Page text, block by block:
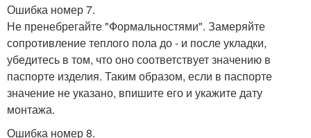
Ошибка номер 7.
Не пренебрегайте "Формальностями". Замеряйте
сопротивление теплого пола до - и после укладки,
убедитесь в том, что оно соответствует значению в
паспорте изделия. Таким образом, если в паспорте
значение не указано, впишите его и укажите дату
монтажа.
Ошибка номер 8.